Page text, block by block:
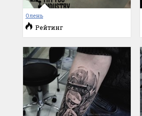
Олень
Рейтинг